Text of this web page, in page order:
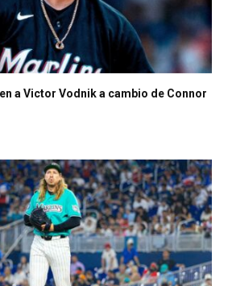
a Victor Vodnik a cambio de Connor